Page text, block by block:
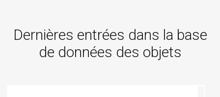
Dernières entrées dans la base
de données des objets